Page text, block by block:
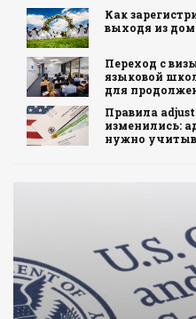
Как
выходя из
Переход с
языковой
для
Правила
изменились:
нужно